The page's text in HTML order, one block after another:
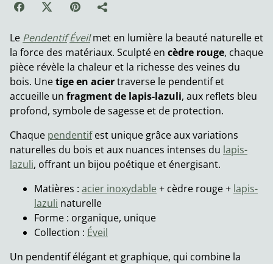
Le Pendentif Éveilmet en lumière la beauté naturelle et
la force des matériaux. Sculpté en cèdre rouge, chaque
pièce révèle la chaleur et la richesse des veines du
bois. Unetige en aciertraverse le pendentif et
accueille un fragment de lapis-lazuli, aux reflets bleu
profond, symbole de sagesse et de protection.
Chaque pendentifest unique grâce aux variations
naturelles du bois et aux nuances intenses du lapis-
lazuli, offrant un bijou poétique et énergisant.
Matières : acier inoxydable+ cèdre rouge + lapis-
lazuli naturelle
Forme : organique, unique
Collection : Éveil
Un pendentif élégant et graphique, qui combine la